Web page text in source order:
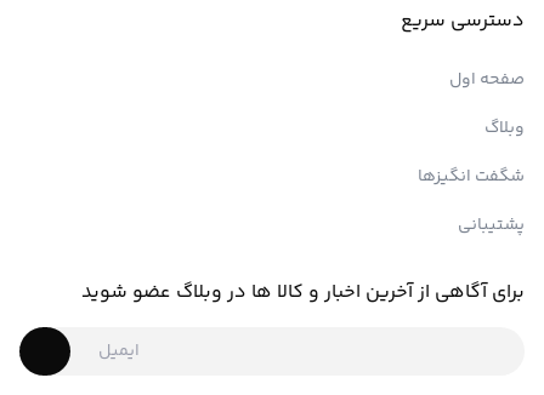
دسترسی سریع
صفحه اول
وبلاگ
شگفت انگیزها
پشتیبانی
برای آگاهی از آخرین اخبار و کالا ها در وبلاگ عضو شوید